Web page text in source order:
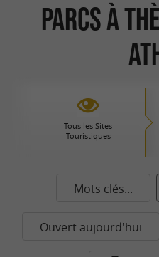
Parcs à
Tous les Sites
Touristiques
Mots clés...
Ouvert aujourd'hui